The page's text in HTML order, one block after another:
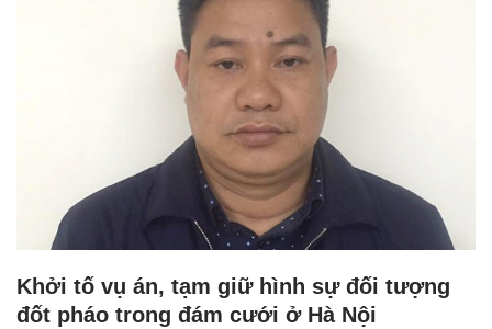
Khởi tố vụ án, tạm giữ hình sự đối tượng
đốt pháo trong đám cưới ở Hà Nội